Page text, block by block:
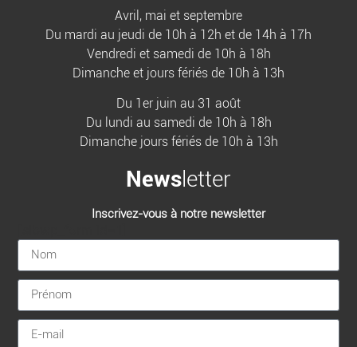
Avril, mai et septembre
Du mardi au jeudi de 10h à 12h et de 14h à 17h
Vendredi et samedi de 10h à 18h
Dimanche et jours fériés de 10h à 13h
Du 1er juin au 31 août
Du lundi au samedi de 10h à 18h
Dimanche jours fériés de 10h à 13h
News letter
Inscrivez-vous à notre newsletter